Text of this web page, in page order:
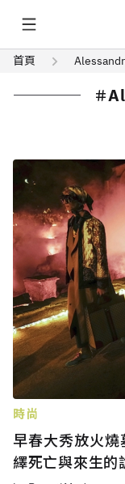
首頁
時尚
早春大秀放火
繹死亡與來生的